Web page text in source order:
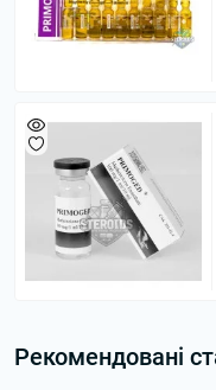
Рекомендовані